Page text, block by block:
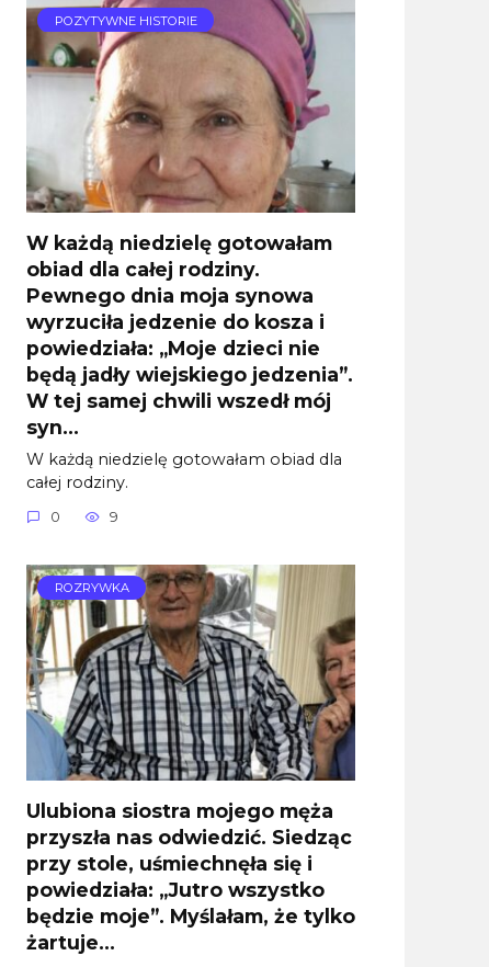
POZYTYWNE HISTORIE
W każdą niedzielę gotowałam
obiad dla całej rodziny.
Pewnego dnia moja synowa
wyrzuciła jedzenie do kosza i
powiedziała: „Moje dzieci nie
będą jadły wiejskiego jedzenia”.
W tej samej chwili wszedł mój
syn…
W każdą niedzielę gotowałam obiad dla
całej rodziny.
0 9
ROZRYWKA
Ulubiona siostra mojego męża
przyszła nas odwiedzić. Siedząc
przy stole, uśmiechnęła się i
powiedziała: „Jutro wszystko
będzie moje”. Myślałam, że tylko
żartuje…